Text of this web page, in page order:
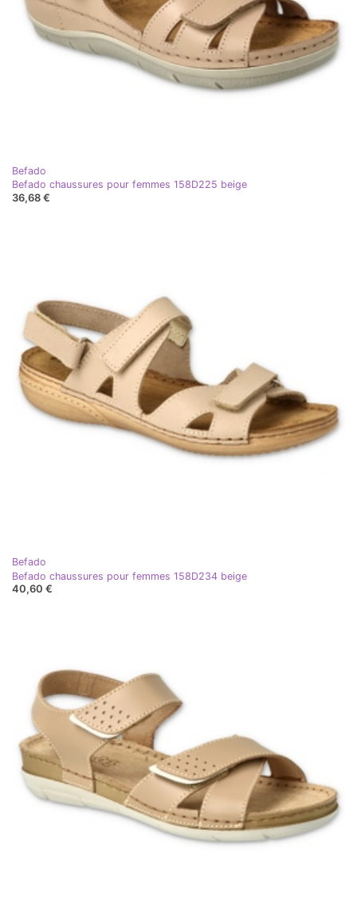
Befado
Befado chaussures pour femmes 158D225 beige
36,68 €
Befado
Befado chaussures pour femmes 158D234 beige
40,60 €